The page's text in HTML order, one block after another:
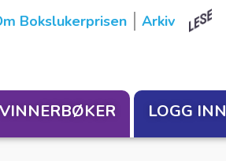
Bokslukerprisen Arkiv
VINNERBØKER LOGG INN